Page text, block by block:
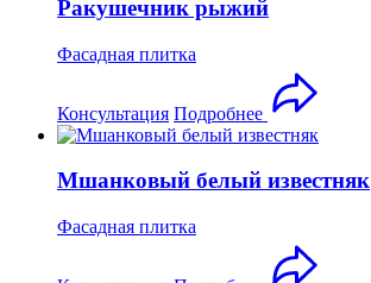
Ракушечник рыжий
Фасадная плитка
Консультация Подробнее
Мшанковый белый известняк
Фасадная плитка